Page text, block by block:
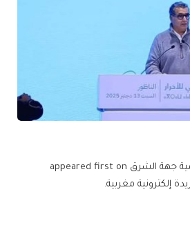
The post أخنوش يبرز أهمية جهة الشرق appeared first on